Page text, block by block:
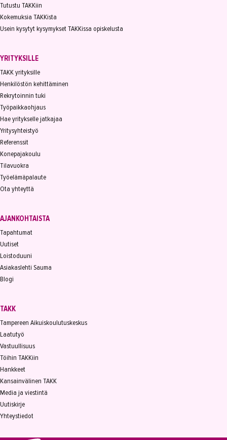
Tutustu TAKKiin
Kokemuksia TAKKista
Usein kysytyt kysymykset TAKKissa opiskelusta
YRITYKSILLE
TAKK yrityksille
Henkilöstön kehittäminen
Rekrytoinnin tuki
Työpaikkaohjaus
Hae yritykselle jatkajaa
Yritysyhteistyö
Referenssit
Konepajakoulu
Tilavuokra
Työelämäpalaute
Ota yhteyttä
AJANKOHTAISTA
Tapahtumat
Uutiset
Loistoduuni
Asiakaslehti Sauma
Blogi
TAKK
Tampereen Aikuiskoulutuskeskus
Laatutyö
Vastuullisuus
Töihin TAKKiin
Hankkeet
Kansainvälinen TAKK
Media ja viestintä
Uutiskirje
Yhteystiedot